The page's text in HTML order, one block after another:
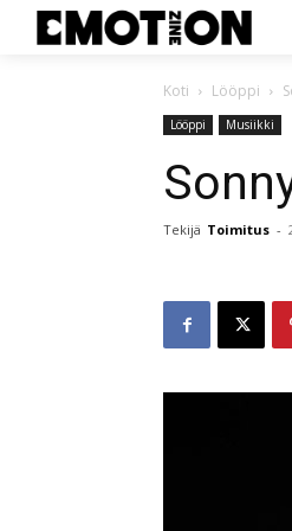
Koti Lööppi
Lööppi Musiikki
Tekijä Toimitus -